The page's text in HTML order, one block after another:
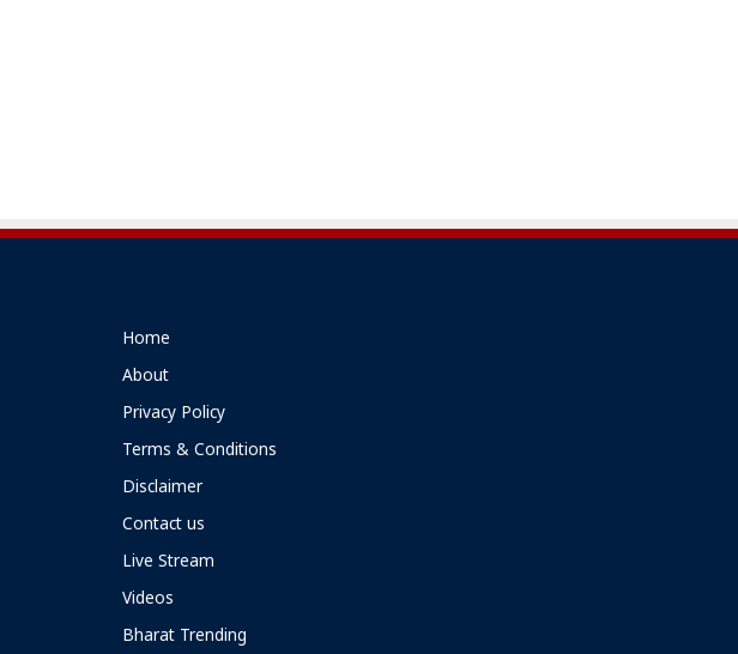
Home
About
Privacy Policy
Terms & Conditions
Disclaimer
Contact us
Live Stream
Videos
Bharat Trending